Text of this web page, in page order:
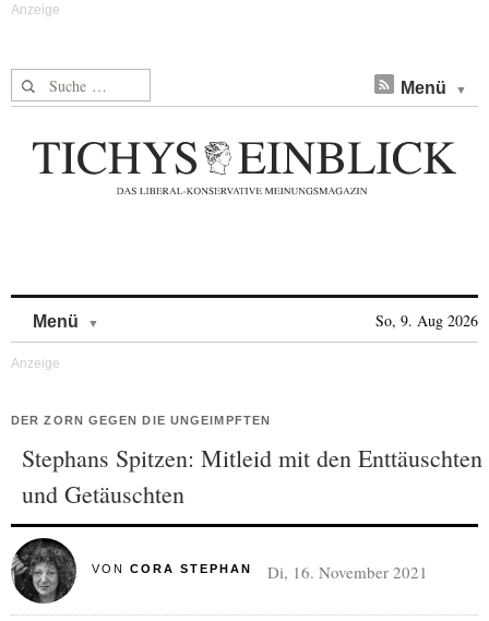
Suche nach: Menü
Menü So, 9. Aug 2026
DER ZORN GEGEN DIE UNGEIMPFTEN
Stephans Spitzen: Mitleid mit den Enttäuschten
und Getäuschten
VON CORA STEPHAN Di, 16. November 2021